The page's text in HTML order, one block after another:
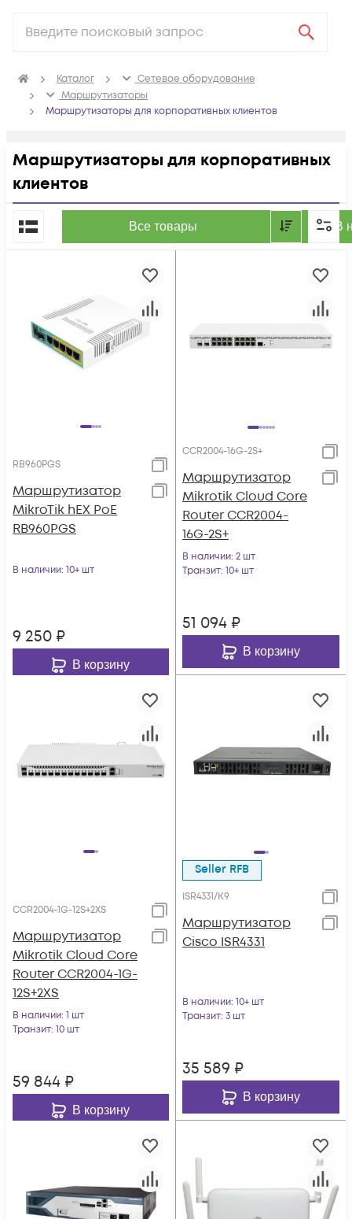
Каталог
Сетевое оборудование
Маршрутизаторы
Маршрутизаторы для корпоративных клиентов
Маршрутизаторы для корпоративных
клиентов
Все товары В
По популярности
RB960PGS
Маршрутизатор
MikroTik hEX PoE
RB960PGS
В наличии: 10+ шт
9 250 ₽
В корзину
CCR2004-16G-2S+
Маршрутизатор
Mikrotik Cloud Core
Router CCR2004-
16G-2S+
В наличии: 2 шт
Транзит: 10+ шт
51 094 ₽
В корзину
CCR2004-1G-12S+2XS
Маршрутизатор
Mikrotik Cloud Core
Router CCR2004-1G-
12S+2XS
В наличии: 1 шт
Транзит: 10 шт
59 844 ₽
В корзину
Seller RFB
ISR4331/K9
Маршрутизатор
Cisco ISR4331
В наличии: 10+ шт
Транзит: 3 шт
35 589 ₽
В корзину